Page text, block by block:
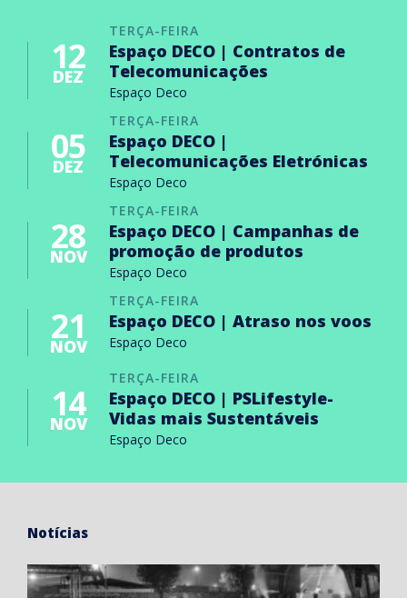
TERÇA-FEIRA
12
DEZ
Espaço DECO | Contratos de
Telecomunicações
Espaço Deco
TERÇA-FEIRA
05
DEZ
Espaço DECO |
Telecomunicações Eletrónicas
Espaço Deco
TERÇA-FEIRA
28
NOV
Espaço DECO | Campanhas de
promoção de produtos
Espaço Deco
TERÇA-FEIRA
21
NOV
Espaço DECO | Atraso nos voos
Espaço Deco
TERÇA-FEIRA
14
NOV
Espaço DECO | PSLifestyle-
Vidas mais Sustentáveis
Espaço Deco
Notícias